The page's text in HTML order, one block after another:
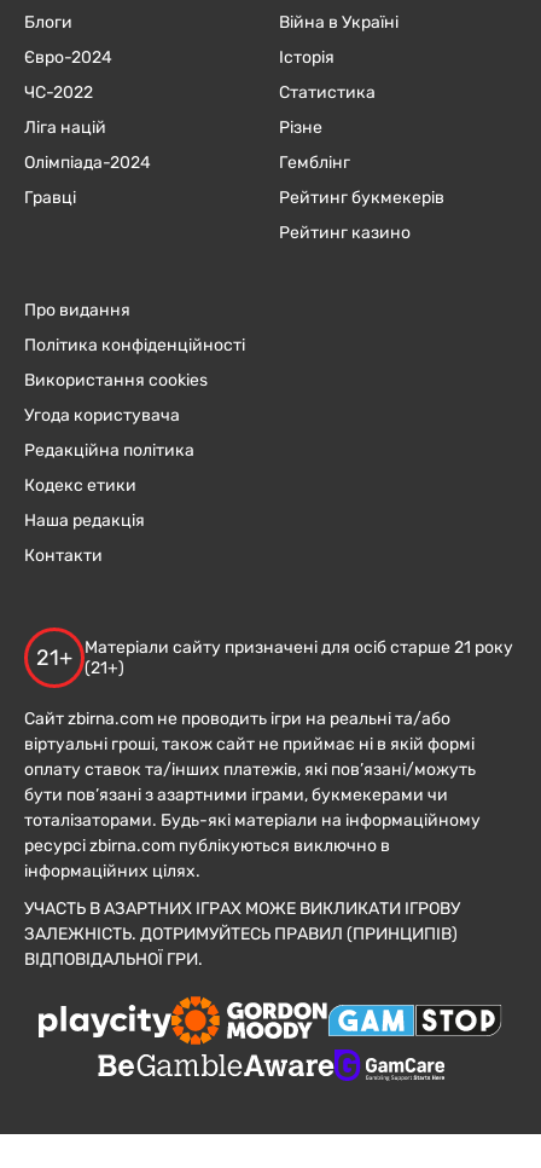
Блоги
Євро-2024
ЧC-2022
Ліга націй
Олімпіада-2024
Гравці
Війна в Україні
Історія
Статистика
Різне
Гемблінг
Рейтинг букмекерів
Рейтинг казино
Про видання
Політика конфіденційності
Використання cookies
Угода користувача
Редакційна політика
Кодекс етики
Наша редакція
Контакти
21+
Матеріали сайту призначені для осіб старше 21 року
(21+)
Сайт zbirna.com не проводить ігри на реальні та/або
віртуальні гроші, також сайт не приймає ні в якій формі
оплату ставок та/інших платежів, які пов’язані/можуть
бути пов’язані з азартними іграми, букмекерами чи
тоталізаторами. Будь-які матеріали на інформаційному
ресурсі zbirna.com публікуються виключно в
інформаційних цілях.
УЧАСТЬ В АЗАРТНИХ ІГРАХ МОЖЕ ВИКЛИКАТИ ІГРОВУ
ЗАЛЕЖНІСТЬ. ДОТРИМУЙТЕСЬ ПРАВИЛ (ПРИНЦИПІВ)
ВІДПОВІДАЛЬНОЇ ГРИ.